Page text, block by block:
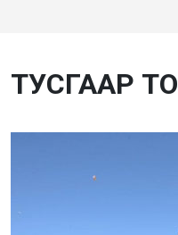
ТУСГААР